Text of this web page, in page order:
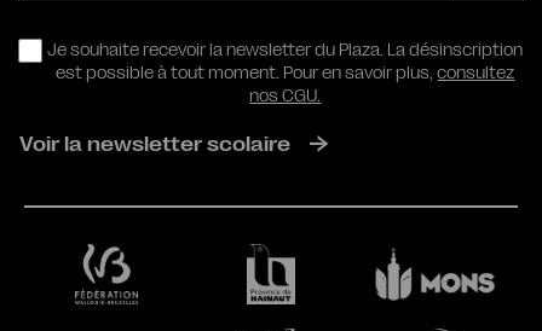
RGPD
Je souhaite recevoir la newsletter du Plaza. La désinscription
est possible à tout moment. Pour en savoir plus,consultez
nos CGU.
Voir la newsletter scolaire